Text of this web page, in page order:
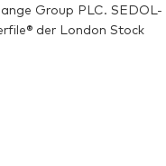
Group PLC. SEDOL-
der London Stock